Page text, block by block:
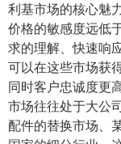
利基市场的核心魅
价格的敏感度远低
求的理解、快速响
可以在这些市场获
同时客户忠诚度更
市场往往处于大公
配件的替换市场、